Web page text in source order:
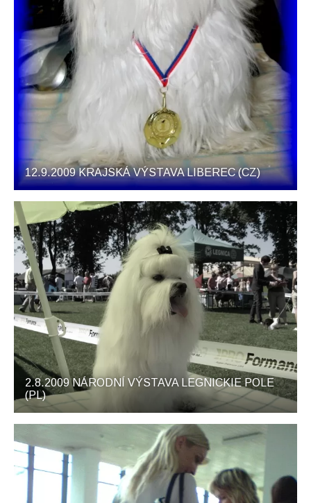
12.9.2009 KRAJSKÁ VÝSTAVA LIBEREC (CZ)
2.8.2009 NÁRODNÍ VÝSTAVA LEGNICKIE POLE
(PL)